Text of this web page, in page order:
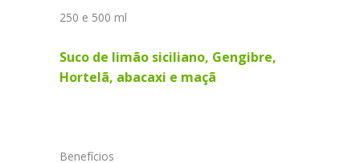
250 e 500 ml
Suco de limão siciliano, Gengibre,
Hortelã, abacaxi e maçã
Benefícios